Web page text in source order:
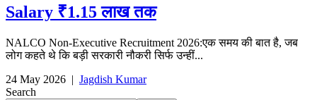
Salary ₹1.15 लाख तक
NALCO Non-Executive Recruitment 2026:एक समय की बात है, जब
लोग कहते थे कि बड़ी सरकारी नौकरी सिर्फ उन्हीं...
24 May 2026 | Jagdish Kumar
Search